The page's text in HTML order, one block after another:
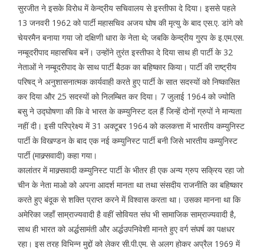
सुरजीत ने इसके विरोध में केन्द्रीय सचिवालय से इस्तीफा दे दिया। इससे पहले
13 जनवरी 1962 को पार्टी महासचिव अजय घोष की मृत्यु के बाद एस.ए. डांगे को
चेयरमैन बनाया गया जो दक्षिणी धारा के नेता थे; जबकि केन्द्रीय गु्रप के इ.एम.एस.
नम्बूदरीपाद महासचिव बनें। उन्होंने तुरंत इस्तीफा दे दिया साथ ही पार्टी के 32
नेताओं ने नम्बूदरीपाद के साथ पार्टी बैठक का बहिष्कार किया। पार्टी की राष्ट्रीय
परिषद् ने अनुशासनात्मक कार्यवाही करते हुए पार्टी के सात सदस्यों को निष्कासित
कर दिया और 25 सदस्यों को निलम्बित कर दिया। 7 जुलाई 1964 को ज्योति
बसु ने उद्घोषणा की कि वे भारत के कम्युनिस्ट दल हैं जिन्हें दोनों ग्रुपों ने मान्यता
नहीं दी। इसी परिप्रेक्ष्य में 31 अक्टूबर 1964 को कलकत्ता में भारतीय कम्युनिस्ट
पार्टी के विखण्डन के बाद एक नई कम्युनिस्ट पार्टी बनी जिसे भारतीय कम्युनिस्ट
पार्टी (माक्र्सवादी) कहा गया।
कालांतर में माक्र्सवादी कम्युनिस्ट पार्टी के भीतर ही एक अन्य ग्रुप सक्रिय रहा जो
चीन के नेता माओ को अपना आदर्श मानता था तथा संसदीय राजनीति का बहिष्कार
करते हुए बंदूक से शक्ति प्राप्त करने में विश्वास करता था। उसका मानना था कि
अमेरिका जहाँ साम्राज्यवादी है वहीं सोवियत संघ भी सामाजिक साम्राज्यवादी है,
साथ ही भारत को अर्द्धसामंती और अर्द्धउपनिवेशी मानते हुए वर्ग संघर्ष का पक्षधर
रहा। इस तरह विभिन्न मुद्दों को लेकर सी.पी.एम. से अलग होकर अप्रैल 1969 में